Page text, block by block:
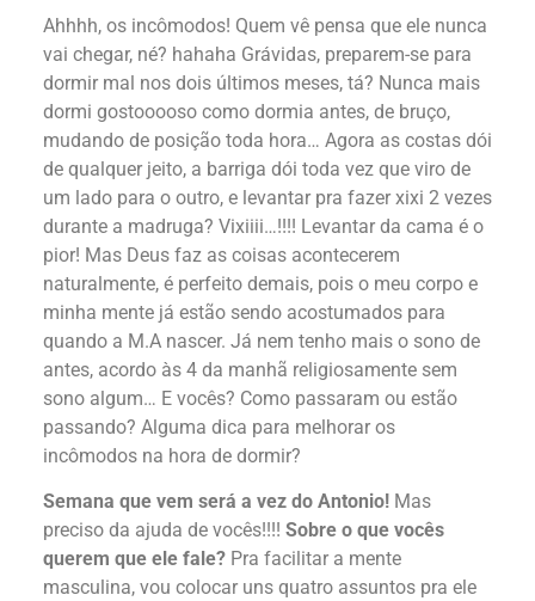
Ahhhh, os incômodos! Quem vê pensa que ele nunca
vai chegar, né? hahaha Grávidas, preparem-se para
dormir mal nos dois últimos meses, tá? Nunca mais
dormi gostooooso como dormia antes, de bruço,
mudando de posição toda hora… Agora as costas dói
de qualquer jeito, a barriga dói toda vez que viro de
um lado para o outro, e levantar pra fazer xixi 2 vezes
durante a madruga? Vixiiii…!!!! Levantar da cama é o
pior! Mas Deus faz as coisas acontecerem
naturalmente, é perfeito demais, pois o meu corpo e
minha mente já estão sendo acostumados para
quando a M.A nascer. Já nem tenho mais o sono de
antes, acordo às 4 da manhã religiosamente sem
sono algum… E vocês? Como passaram ou estão
passando? Alguma dica para melhorar os
incômodos na hora de dormir?
Semana que vem será a vez do Antonio! Mas
preciso da ajuda de vocês!!!! Sobre o que vocês
querem que ele fale? Pra facilitar a mente
masculina, vou colocar uns quatro assuntos pra ele